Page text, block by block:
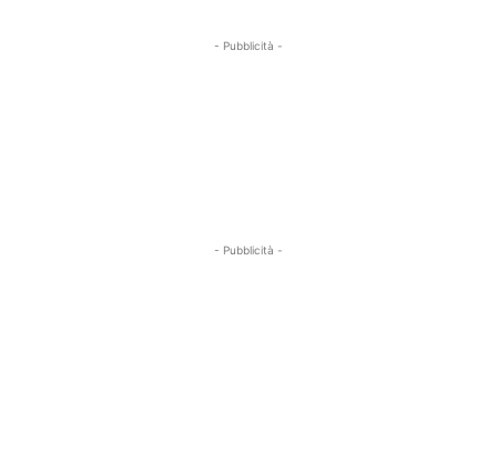
- Pubblicità -
- Pubblicità -